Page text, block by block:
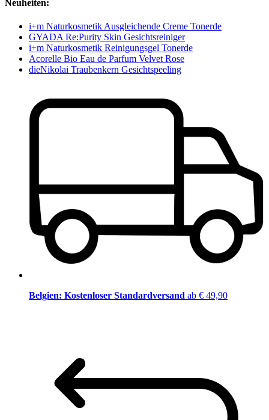
Neuheiten:
i+m Naturkosmetik Ausgleichende Creme Tonerde
GYADA Re:Purity Skin Gesichtsreiniger
i+m Naturkosmetik Reinigungsgel Tonerde
Acorelle Bio Eau de Parfum Velvet Rose
dieNikolai Traubenkern Gesichtspeeling
Belgien: Kostenloser Standardversand ab € 49,90